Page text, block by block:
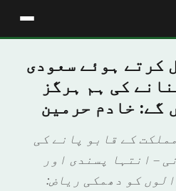
کرتے ہوئے سعودی
کی ہم ہرگز
گے: خادم حرمین
کے قابو پانے کی
– انتہا پسندی اور
کو دھمکی ریاض: